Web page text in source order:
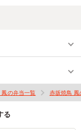
鳳の弁当一覧 赤坂焼鳥 鳳
る